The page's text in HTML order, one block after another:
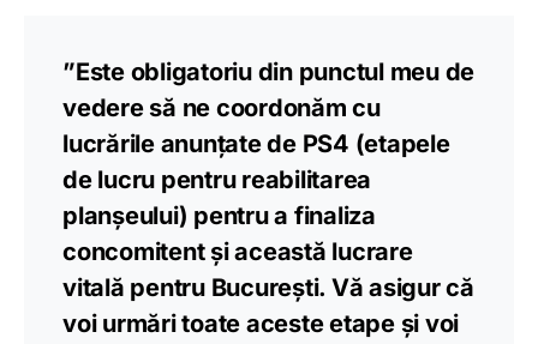
”Este obligatoriu din punctul meu de
vedere să ne coordonăm cu
lucrările anunțate de PS4 (etapele
de lucru pentru reabilitarea
planșeului) pentru a finaliza
concomitent și această lucrare
vitală pentru București. Vă asigur că
voi urmări toate aceste etape și voi